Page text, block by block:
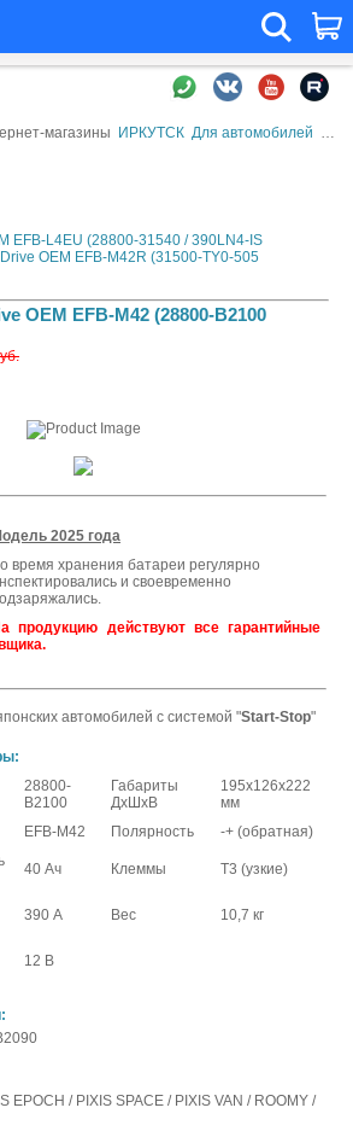
магазины ИРКУТСК Для автомобилей
EFB-L4EU (28800-31540 / 390LN4-IS
OEM EFB-M42R (31500-TY0-505
OEM EFB-M42 (28800-B2100
2025 года
время хранения батареи регулярно
и своевременно
продукцию действуют все гарантийные
автомобилей с системой "Start-Stop"
28800-
B2100
Габариты
ДхШхВ
195x126x222
мм
EFB-M42 Полярность
-+ (обратная)
40 Ач Клеммы Т3 (узкие)
390 А Вес 10,7 кг
12 В
EPOCH / PIXIS SPACE / PIXIS VAN / ROOMY /